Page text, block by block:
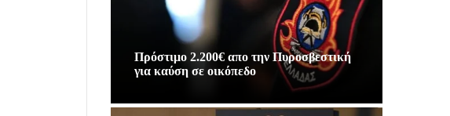
Πρόστιμο 2.200€ απο την Πυροσβεστική
για καύση σε οικόπεδο